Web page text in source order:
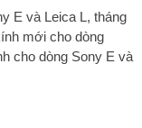
E và Leica L, tháng
mới cho dòng
cho dòng Sony E và